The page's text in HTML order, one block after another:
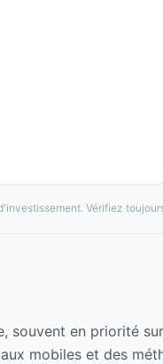
Vérifiez
souvent en priorité
mobiles et des